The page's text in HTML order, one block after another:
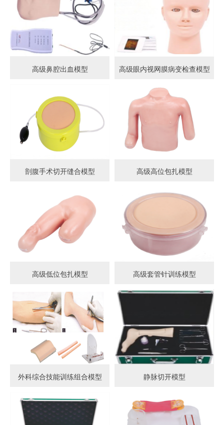
高级鼻腔出血模型 高级眼内视网膜病变检查模型
剖腹手术切开缝合模型 高级高位包扎模型
高级低位包扎模型 高级套管针训练模型
外科综合技能训练组合模型 静脉切开模型